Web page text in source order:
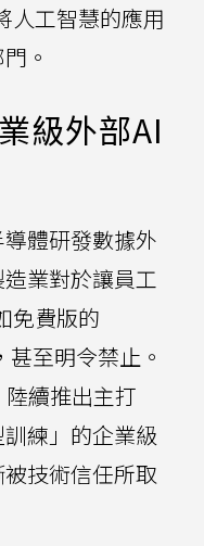
人工智慧的應用
。
級外部AI
體研發數據外
業對於讓員工
免費版的
至明令禁止。
陸續推出主打
訓練」的企業級
技術信任所取